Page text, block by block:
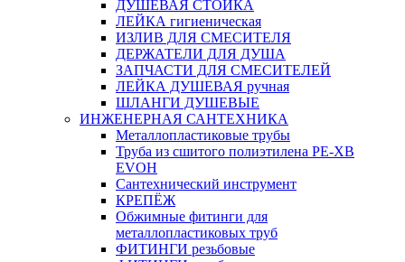
ДУШЕВАЯ СТОЙКА
ЛЕЙКА гигиеническая
ИЗЛИВ ДЛЯ СМЕСИТЕЛЯ
ДЕРЖАТЕЛИ ДЛЯ ДУША
ЗАПЧАСТИ ДЛЯ СМЕСИТЕЛЕЙ
ЛЕЙКА ДУШЕВАЯ ручная
ШЛАНГИ ДУШЕВЫЕ
ИНЖЕНЕРНАЯ САНТЕХНИКА
Металлопластиковые трубы
Труба из сшитого полиэтилена PE-XB
EVOH
Сантехнический инструмент
КРЕПЁЖ
Обжимные фитинги для
металлопластиковых труб
ФИТИНГИ резьбовые